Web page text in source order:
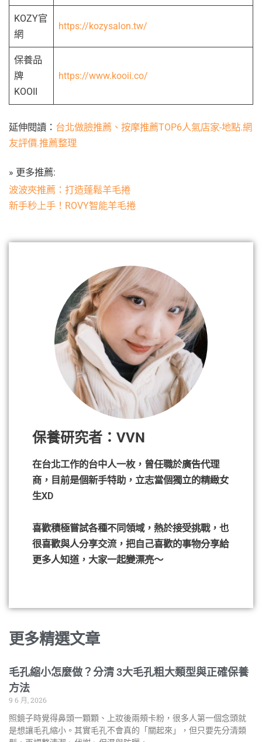
KOZY官
網
https://kozysalon.tw/
保養品
牌
KOOII
https://www.kooii.co/
延伸閱讀： 台北做臉推薦、按摩推薦TOP6人氣店家-地點.網
友評價.推薦整理
» 更多推薦:
波波夾推薦：打造蓬鬆羊毛捲
新手秒上手！ROVY智能羊毛捲
保養研究者：VVN
在台北工作的台中人一枚，曾任職於廣告代理
商，目前是個新手特助，立志當個獨立的精緻女
生XD
喜歡積極嘗試各種不同領域，熱於接受挑戰，也
很喜歡與人分享交流，把自己喜歡的事物分享給
更多人知道，大家一起變漂亮～
更多精選文章
毛孔縮小怎麼做？分清 3大毛孔粗大類型與正確保養
方法
9 6 月, 2026
照鏡子時覺得鼻頭一顆顆、上妝後兩頰卡粉，很多人第一個念頭就
是想讓毛孔縮小。其實毛孔不會真的「關起來」，但只要先分清類